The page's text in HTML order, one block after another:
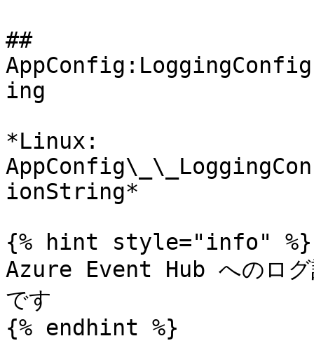
##
ing
*Linux:
ionString*
{% hint style="info" %}
Azure Event Hub へのログ
です
{% endhint %}